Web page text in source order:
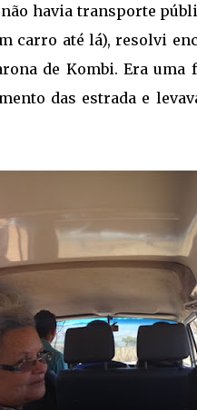
havia transporte
carro até lá), resolvi
de Kombi. Era
das estrada e